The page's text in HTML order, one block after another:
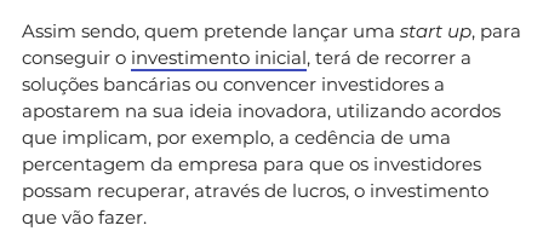
Assim sendo, quem pretende lançar uma start up, para
conseguir o investimento inicial, terá de recorrer a
soluções bancárias ou convencer investidores a
apostarem na sua ideia inovadora, utilizando acordos
que implicam, por exemplo, a cedência de uma
percentagem da empresa para que os investidores
possam recuperar, através de lucros, o investimento
que vão fazer.